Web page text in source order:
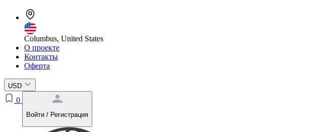
Columbus, United States
О проекте
Контакты
Оферта
USD
0
Войти / Регистрация